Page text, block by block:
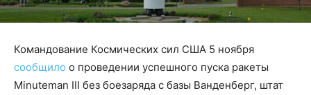
Командование Космических сил США 5 ноября
сообщило о проведении успешного пуска ракеты
Minuteman III без боезаряда с базы Ванденберг, штат